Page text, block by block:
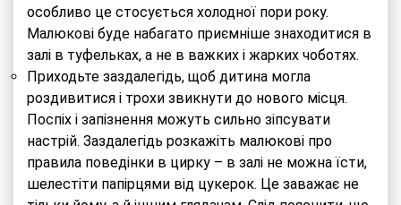
особливо це стосується холодної пори року.
Малюкові буде набагато приємніше знаходитися в
залі в туфельках, а не в важких і жарких чоботях.
Приходьте заздалегідь, щоб дитина могла
роздивитися і трохи звикнути до нового місця.
Поспіх і запізнення можуть сильно зіпсувати
настрій. Заздалегідь розкажіть малюкові про
правила поведінки в цирку – в залі не можна їсти,
шелестіти папірцями від цукерок. Це заважає не